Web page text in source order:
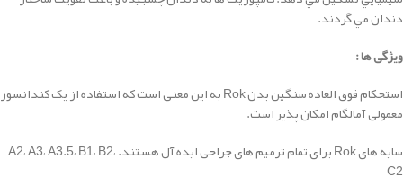
دندان مي گردند.
ویژگی ها :
استحکام فوق العاده سنگین بدن Rok به این معنی است که استفاده از یک کندانسور
معمولی آمالگام امکان پذیر است.
سایه های Rok برای تمام ترمیم های جراحی ایده آل هستند.
A2، A3، A3.5، B1، B2،
C2